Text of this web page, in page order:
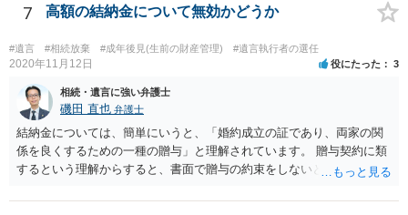
針を取るか決められたらよいと思います。
7 高額の結納金について無効かどうか
#遺言 #相続放棄 #成年後見(生前の財産管理) #遺言執行者の選任
2020年11月12日 役にたった 3
相続・遺言に強い弁護士
磯田 直也 弁護士
結納金については、簡単にいうと、「婚約成立の証であり、両家の関
係を良くするための一種の贈与」と理解されています。 贈与契約に類
するという理解からすると、書面で贈与の約束をしないと相手方は支
ことは困難です。 くれぐれも今後お気をつけください。 弁護士に対応